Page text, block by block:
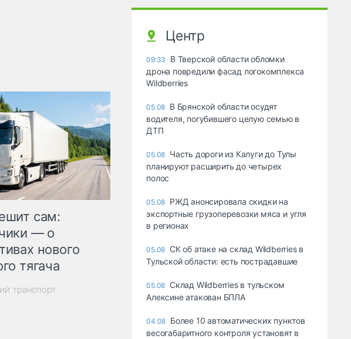
сам:
— о
нового
тягача
транспорт
Центр
09:33
В Тверской области обломки
дрона повредили фасад логокомплекса
Wildberries
05.08 В Брянской области осудят
водителя, погубившего целую семью в
ДТП
05.08 Часть дороги из Калуги до Тулы
планируют расширить до четырех
полос
05.08 РЖД анонсировала скидки на
экспортные грузоперевозки мяса и угля
в регионах
05.08 СК об атаке на склад Wildberries в
Тульской области: есть пострадавшие
05.08 Склад Wildberries в тульском
Алексине атакован БПЛА
04.08 Более 10 автоматических пунктов
весогабаритного контроля установят в